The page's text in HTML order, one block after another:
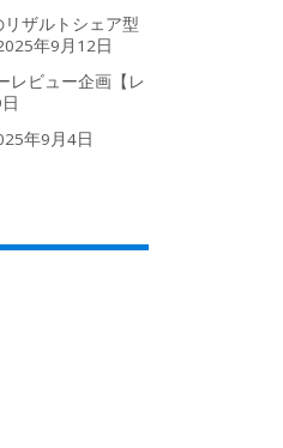
リザルトシェア型
年9月12日
レビュー企画【レ
年9月4日